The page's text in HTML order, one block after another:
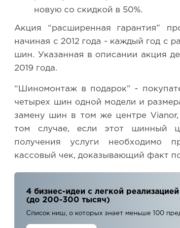
новую со скидкой в 50%.
Акция “расширенная гарантия”
начиная с 2012 года - каждый год с
шин. Указанная в описании акция
2019 года.
“Шиномонтаж в подарок” -
четырех шин одной модели и
замену шин в том же центре
том случае, если этот шинный
получения услуги необходимо
кассовый чек, доказывающий факт
4 бизнес-идеи с легкой
(до 200-300 тысяч)
Список ниш, о которых знает меньше 100